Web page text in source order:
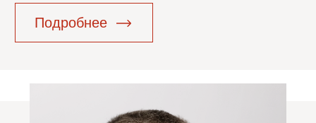
Мыспикеры и
модераторы
Наши спикеры на мероприятиях